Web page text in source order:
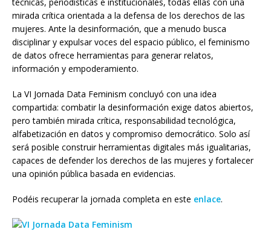
técnicas, periodísticas e institucionales, todas ellas con una
mirada crítica orientada a la defensa de los derechos de las
mujeres. Ante la desinformación, que a menudo busca
disciplinar y expulsar voces del espacio público, el feminismo
de datos ofrece herramientas para generar relatos,
información y empoderamiento.
La VI Jornada Data Feminism concluyó con una idea
compartida: combatir la desinformación exige datos abiertos,
pero también mirada crítica, responsabilidad tecnológica,
alfabetización en datos y compromiso democrático. Solo así
será posible construir herramientas digitales más igualitarias,
capaces de defender los derechos de las mujeres y fortalecer
una opinión pública basada en evidencias.
Podéis recuperar la jornada completa en este enlace.